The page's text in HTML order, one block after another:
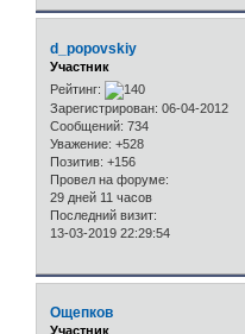
d_popovskiy
Участник
Рейтинг:
Зарегистрирован: 06-04-2012
Сообщений: 734
Уважение: +528
Позитив: +156
Провел на форуме:
29 дней 11 часов
Последний визит:
13-03-2019 22:29:54
Ощепков
Участник